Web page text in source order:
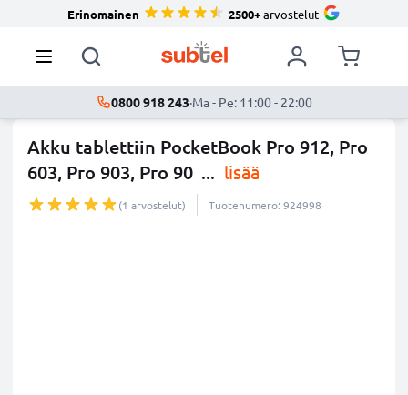
Erinomainen 2500+arvostelut
0800 918 243·Ma - Pe: 11:00 - 22:00
Akku tablettiin PocketBook Pro 912, Pro
603, Pro 903, Pro 90 ... lisää
(1 arvostelut) Tuotenumero: 924998